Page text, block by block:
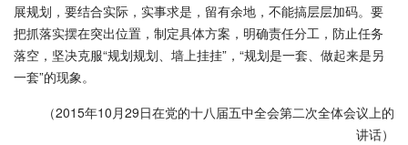
展规划，要结合实际，实事求是，留有余地，不能搞层层加码。要
把抓落实摆在突出位置，制定具体方案，明确责任分工，防止任务
落空，坚决克服“规划规划、墙上挂挂”，“规划是一套、做起来是另
一套”的现象。
（2015年10月29日在党的十八届五中全会第二次全体会议上的
讲话）